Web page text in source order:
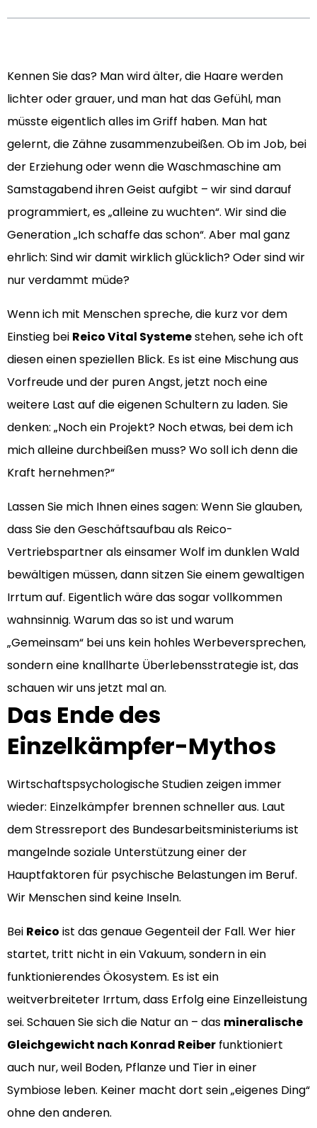
Kennen Sie das? Man wird älter, die Haare werden
lichter oder grauer, und man hat das Gefühl, man
müsste eigentlich alles im Griff haben. Man hat
gelernt, die Zähne zusammenzubeißen. Ob im Job, bei
der Erziehung oder wenn die Waschmaschine am
Samstagabend ihren Geist aufgibt – wir sind darauf
programmiert, es „alleine zu wuchten“. Wir sind die
Generation „Ich schaffe das schon“. Aber mal ganz
ehrlich: Sind wir damit wirklich glücklich? Oder sind wir
nur verdammt müde?
Wenn ich mit Menschen spreche, die kurz vor dem
Einstieg bei Reico Vital Systemestehen, sehe ich oft
diesen einen speziellen Blick. Es ist eine Mischung aus
Vorfreude und der puren Angst, jetzt noch eine
weitere Last auf die eigenen Schultern zu laden. Sie
denken: „Noch ein Projekt? Noch etwas, bei dem ich
mich alleine durchbeißen muss? Wo soll ich denn die
Kraft hernehmen?“
Lassen Sie mich Ihnen eines sagen: Wenn Sie glauben,
dass Sie den Geschäftsaufbau als Reico-
Vertriebspartner als einsamer Wolf im dunklen Wald
bewältigen müssen, dann sitzen Sie einem gewaltigen
Irrtum auf. Eigentlich wäre das sogar vollkommen
wahnsinnig. Warum das so ist und warum
„Gemeinsam“ bei uns kein hohles Werbeversprechen,
sondern eine knallharte Überlebensstrategie ist, das
schauen wir uns jetzt mal an.
Das Ende des
Einzelkämpfer-Mythos
Wirtschaftspsychologische Studien zeigen immer
wieder: Einzelkämpfer brennen schneller aus. Laut
dem Stressreport des Bundesarbeitsministeriums ist
mangelnde soziale Unterstützung einer der
Hauptfaktoren für psychische Belastungen im Beruf.
Wir Menschen sind keine Inseln.
Bei Reico ist das genaue Gegenteil der Fall. Wer hier
startet, tritt nicht in ein Vakuum, sondern in ein
funktionierendes Ökosystem. Es ist ein
weitverbreiteter Irrtum, dass Erfolg eine Einzelleistung
sei. Schauen Sie sich die Natur an – das mineralische
Gleichgewicht nach Konrad Reiber funktioniert
auch nur, weil Boden, Pflanze und Tier in einer
Symbiose leben. Keiner macht dort sein „eigenes Ding“
ohne den anderen.